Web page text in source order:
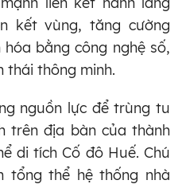
kết vùng, tăng cường
bằng công nghệ số,
thái thông minh.
nguồn lực để trùng tu
trên địa bàn của thành
di tích Cố đô Huế. Chú
tổng thể hệ thống nhà